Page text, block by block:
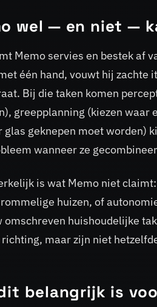
wel — en niet —
Memo servies en bestek af
één hand, vouwt hij zachte
Bij die taken komen
greepplanning (kiezen waar
glas geknepen moet worden)
wanneer ze
is wat Memo niet
huizen, of
omschreven huishoudelijke
maar zijn niet
belangrijk is